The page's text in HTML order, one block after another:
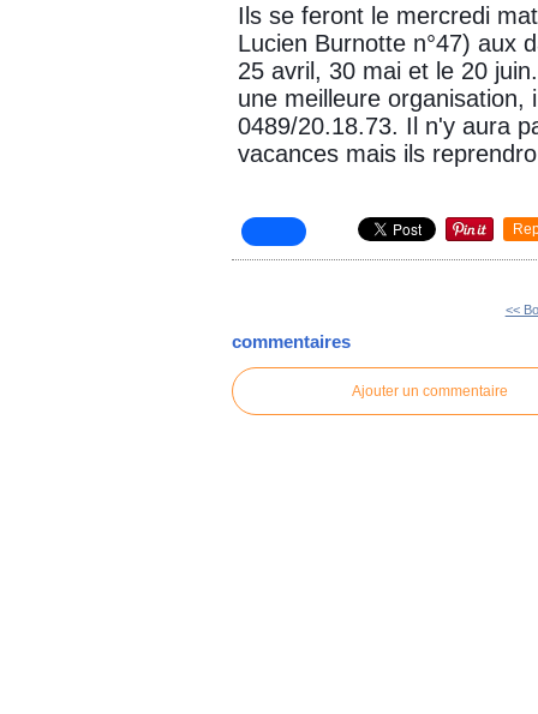
Ils se feront le mercredi
Lucien Burnotte n°47) aux
25 avril, 30 mai et le 20
une meilleure organisation,
0489/20.18.73. Il n'y aura
vacances mais ils
<<
commentaires
Ajouter un commentaire